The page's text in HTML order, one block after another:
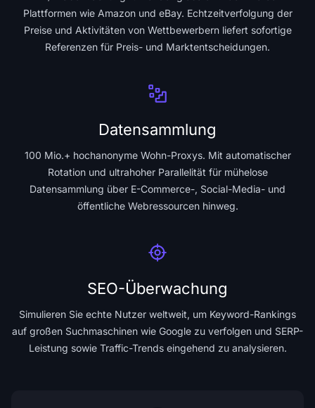
Plattformen wie Amazon und eBay. Echtzeitverfolgung der
Preise und Aktivitäten von Wettbewerbern liefert sofortige
Referenzen für Preis- und Marktentscheidungen.
Datensammlung
100 Mio.+ hochanonyme Wohn-Proxys. Mit automatischer
Rotation und ultrahoher Parallelität für mühelose
Datensammlung über E-Commerce-, Social-Media- und
öffentliche Webressourcen hinweg.
SEO-Überwachung
Simulieren Sie echte Nutzer weltweit, um Keyword-Rankings
auf großen Suchmaschinen wie Google zu verfolgen und SERP-
Leistung sowie Traffic-Trends eingehend zu analysieren.